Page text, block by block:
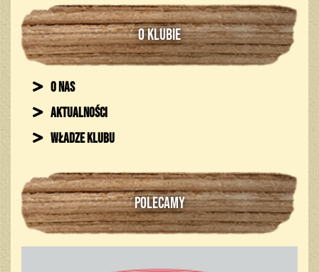
O KLUBIE
O nas
Aktualności
Władze klubu
POLECAMY